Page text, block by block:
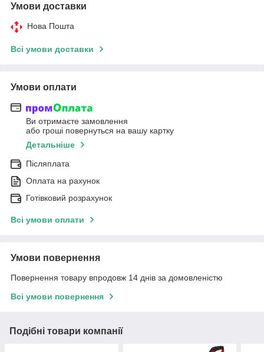
Умови доставки
Нова Пошта
Всі умови доставки
Умови оплати
Ви отримаєте замовлення
або гроші повернуться на вашу картку
Детальніше
Післяплата
Оплата на рахунок
Готівковий розрахунок
Всі умови оплати
Умови повернення
Повернення товару впродовж 14 днів за домовленістю
Всі умови повернення
Подібні товари компанії